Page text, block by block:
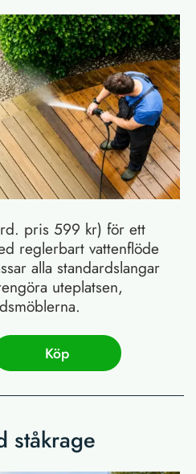
pris 599 kr) för ett
reglerbart vattenflöde
alla standardslangar
uteplatsen,
Köp
ståkrage